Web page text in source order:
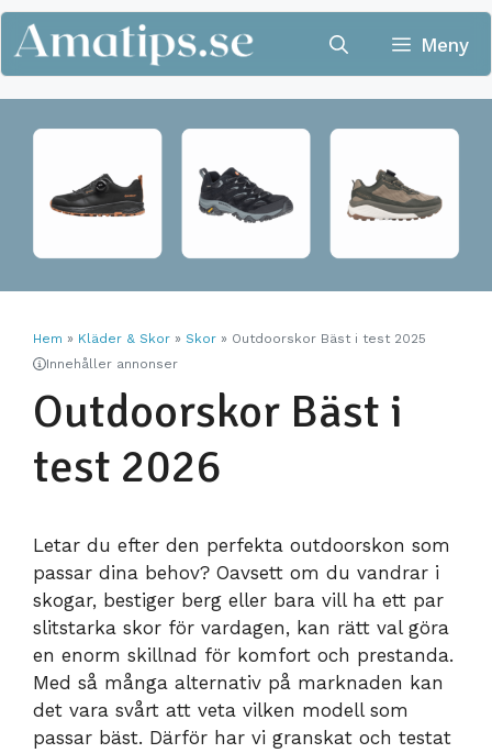
Hoppa
till
innehåll
Meny
Hem » Kläder & Skor » Skor » Outdoorskor Bäst i test 2025
Innehåller annonser
Outdoorskor Bäst i
test 2026
Letar du efter den perfekta outdoorskon som
passar dina behov? Oavsett om du vandrar i
skogar, bestiger berg eller bara vill ha ett par
slitstarka skor för vardagen, kan rätt val göra
en enorm skillnad för komfort och prestanda.
Med så många alternativ på marknaden kan
det vara svårt att veta vilken modell som
passar bäst. Därför har vi granskat och testat